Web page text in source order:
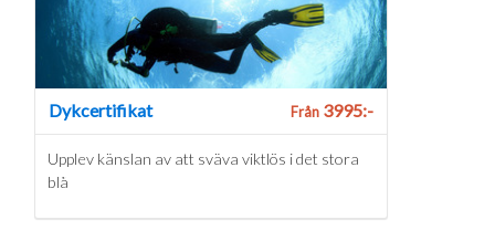
Dykcertifikat Från3995:-
Upplev känslan av att sväva viktlös i det stora
blå